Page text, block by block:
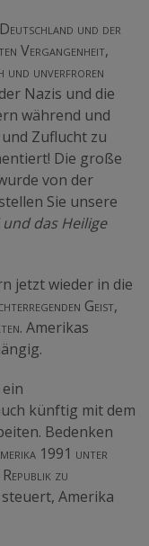
und der
Vergangenheit,
und unverfroren
Nazis und die
während und
Zuflucht zu
Die große
von der
Sie unsere
das Heilige
jetzt wieder in die
Geist,
Amerikas
künftig mit dem
Bedenken
1991 unter
zu
Amerika